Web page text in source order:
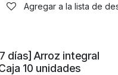
Agregar a la lista de
días] Arroz integral
10 unidades